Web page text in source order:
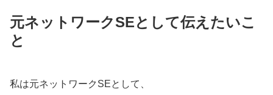
元ネットワークSEとして伝えたいこ
と
私は元ネットワークSEとして、